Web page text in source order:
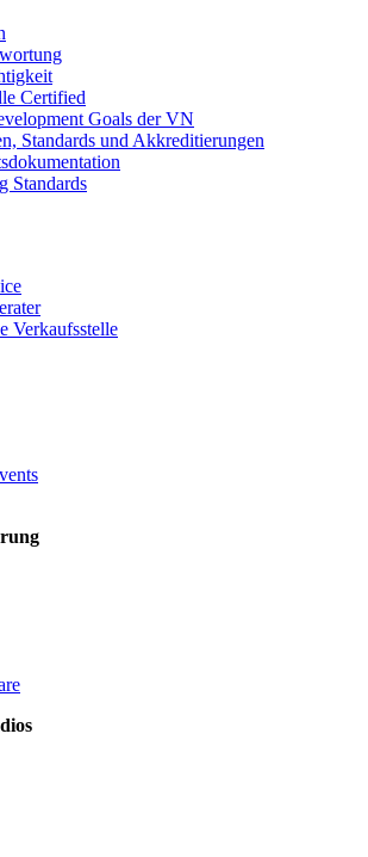
Certified
Goals der VN
Standards und Akkreditierungen
Standards
Verkaufsstelle